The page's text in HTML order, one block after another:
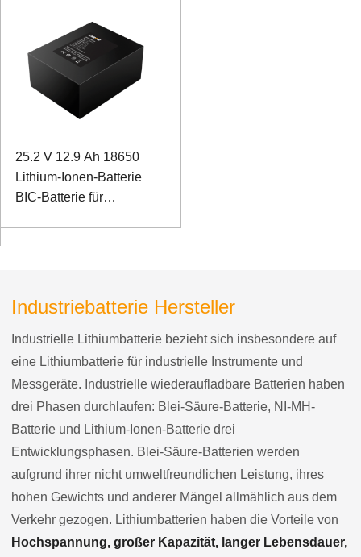
25.2 V 12.9 Ah 18650
Lithium-Ionen-Batterie
BIC-Batterie für
Industriebatterie Hersteller
Industrielle Lithiumbatterie bezieht sich insbesondere auf
eine Lithiumbatterie für industrielle Instrumente und
Messgeräte. Industrielle wiederaufladbare Batterien haben
drei Phasen durchlaufen: Blei-Säure-Batterie, NI-MH-
Batterie und Lithium-Ionen-Batterie drei
Entwicklungsphasen. Blei-Säure-Batterien werden
aufgrund ihrer nicht umweltfreundlichen Leistung, ihres
hohen Gewichts und anderer Mängel allmählich aus dem
Verkehr gezogen. Lithiumbatterien haben die Vorteile von
Hochspannung, großer Kapazität, langer Lebensdauer,